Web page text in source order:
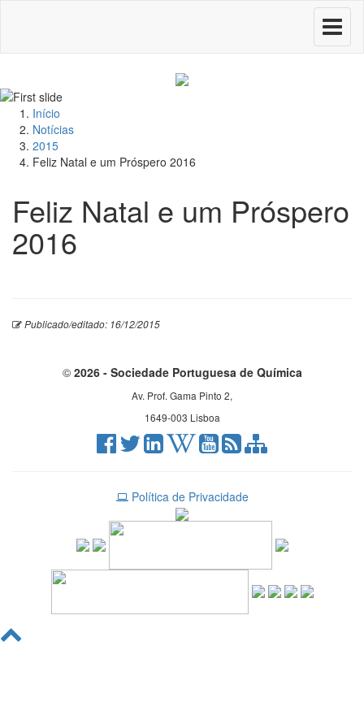
Toggle
Início
Notícias
2015
Feliz Natal e um Próspero 2016
Feliz Natal e um Próspero
2016
Publicado/editado: 16/12/2015
© 2026 - Sociedade Portuguesa de Química
Av. Prof. Gama Pinto 2,
1649-003 Lisboa
Política de Privacidade